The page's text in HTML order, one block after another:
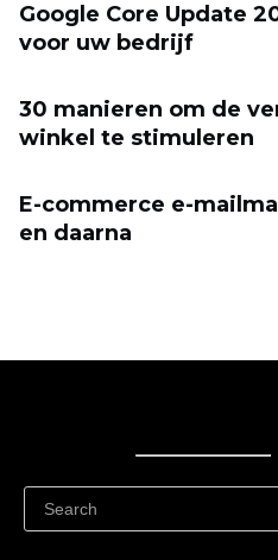
Google Core Update
voor uw bedrijf
30 manieren om de
winkel te stimuleren
E-commerce e-
en daarna